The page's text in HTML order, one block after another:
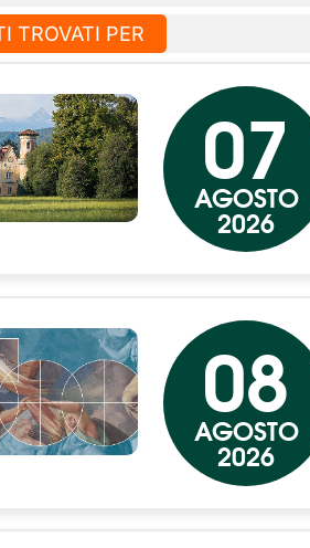
TROVATI PER
07
AGOSTO
2026
08
AGOSTO
2026